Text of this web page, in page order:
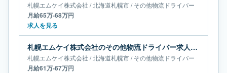
札幌エムケイ株式会社 /北海道札幌市/その他物流ドライバー
月給65万-68万円
求人を見る
札幌エムケイ株式会社のその他物流ドライバー求人｜北海道札幌市｜月給61万-67万円
札幌エムケイ株式会社 /北海道札幌市/その他物流ドライバー
月給61万-67万円